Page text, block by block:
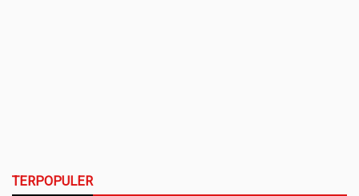
TERPOPULER